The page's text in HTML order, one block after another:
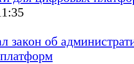
закон об